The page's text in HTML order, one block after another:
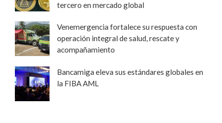
tercero en mercado global
Venemergencia fortalece su respuesta con
operación integral de salud, rescate y
acompañamiento
Bancamiga eleva sus estándares globales en
la FIBA AML